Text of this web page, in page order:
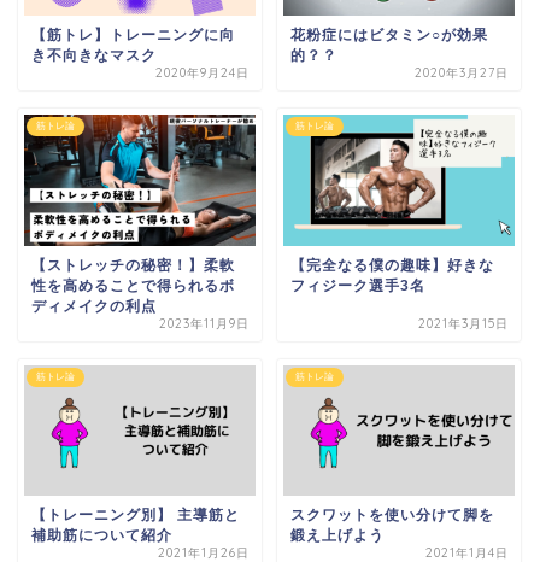
【筋トレ】トレーニングに向
き不向きなマスク
2020年9月24日
花粉症にはビタミン○が効果
的？？
2020年3月27日
筋トレ論
【ストレッチの秘密！】柔軟
性を高めることで得られるボ
ディメイクの利点
2023年11月9日
筋トレ論
【完全なる僕の趣味】好きな
フィジーク選手3名
2021年3月15日
筋トレ論
【トレーニング別】 主導筋と
補助筋について紹介
2021年1月26日
筋トレ論
スクワットを使い分けて脚を
鍛え上げよう
2021年1月4日